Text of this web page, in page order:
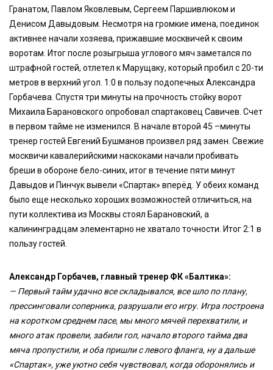
Гранатом, Павлом Яковлевым, Сергеем Паршивлюком и
Денисом Давыдовым. Несмотря на громкие имена, поединок
активнее начали хозяева, прижавшие москвичей к своим
воротам. Итог после розыгрыша углового мяч заметался по
штрафной гостей, отлетел к Марущаку, который пробил с 20-ти
метров в верхний угол. 1:0 в пользу подопечных Александра
Горбачева. Спустя три минуты на прочность стойку ворот
Михаила Барановского опробовал спартаковец Савичев. Счет
в первом тайме не изменился. В начале второй 45 –минуты
тренер гостей Евгений Бушманов произвел ряд замен. Свежие
москвичи кавалерийскими наскоками начали пробивать
бреши в обороне бело-синих, итог в течение пяти минут
Давыдов и Пинчук вывели «Спартак» вперёд. У обеих команд
было еще несколько хороших возможностей отличиться, на
пути коллектива из Москвы стоял Барановский, а
калининградцам элементарно не хватало точности. Итог 2:1 в
пользу гостей.
Александр Горбачев, главный тренер ФК «Балтика»:
— Первый тайм удачно все складывался, все шло по плану,
прессинговали соперника, разрушали его игру. Игра построена
на коротком среднем пасе, мы много мячей перехватили, и
много атак провели, забили гол, начало второго тайма два
мяча пропустили, и оба пришли с левого фланга, ну а дальше
«Спартак», уже уютно себя чувствовал, когда оборонялись и